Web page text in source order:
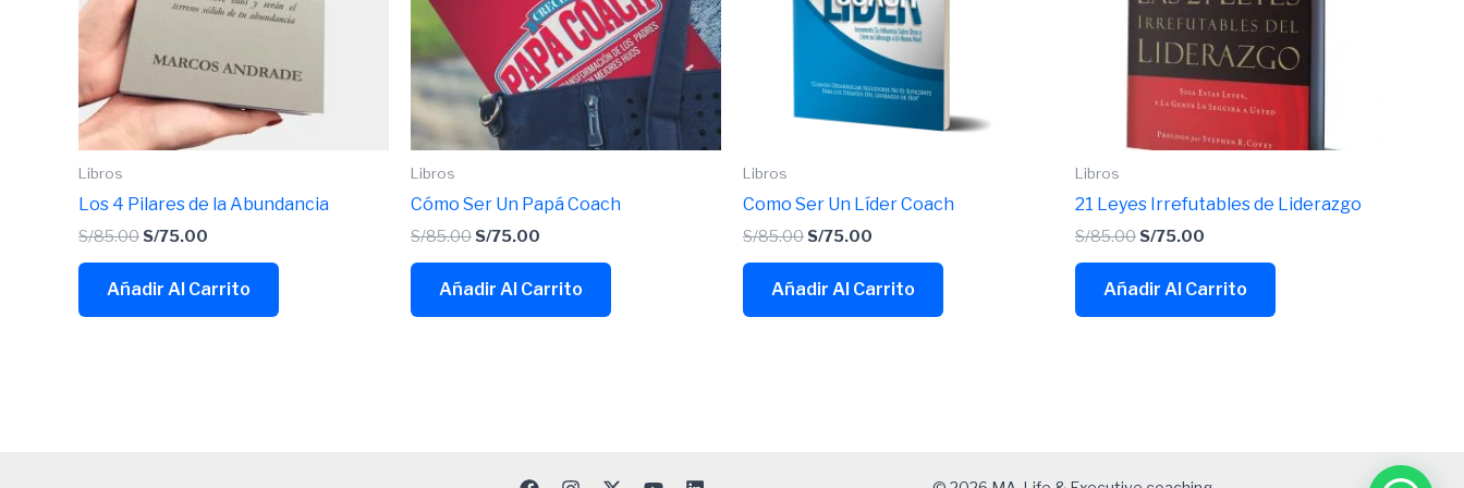
Libros
Los 4 Pilares de la Abundancia
S/85.00S/75.00
Añadir Al Carrito
Libros
Cómo Ser Un Papá Coach
S/85.00S/75.00
Añadir Al Carrito
Libros
Como Ser Un Líder Coach
S/85.00S/75.00
Añadir Al Carrito
Libros
21 Leyes Irrefutables de Liderazgo
S/85.00S/75.00
Añadir Al Carrito